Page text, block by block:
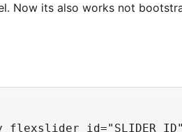
Now its also works not